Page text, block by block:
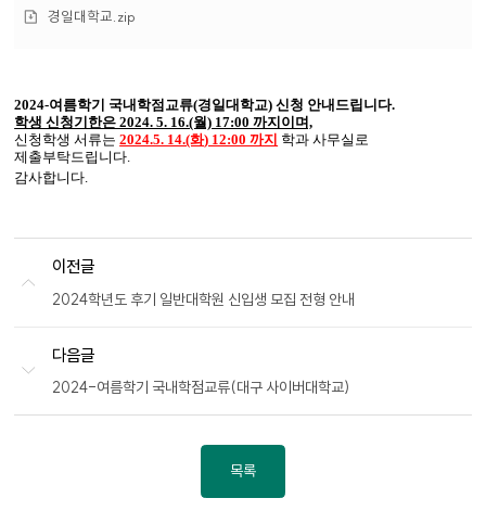
부
첨
경일대학교.zip
2024-여름학기 국내학점교류(경일대학교) 신청 안내드립니다.
학생 신청기한은 2024. 5. 16.(월) 17:00 까지이며,
신청학생 서류는2024.5. 14.(화) 12:00 까지 학과 사무실로
제출부탁드립니다.
감사합니다.
이전글
2024학년도 후기 일반대학원 신입생 모집 전형 안내
다음글
2024-여름학기 국내학점교류(대구 사이버대학교)
목록